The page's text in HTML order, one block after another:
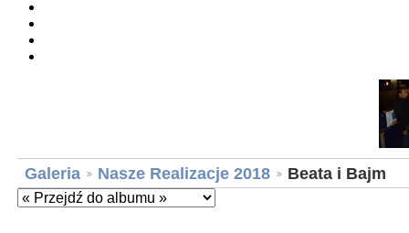
Galeria Nasze Realizacje 2018 Beata i Bajm